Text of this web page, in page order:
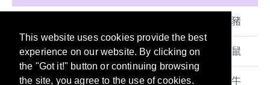
This website uses cookies provide the best
experience on our website. By clicking on
the "Got it!" button or continuing browsing
the site, you agree to the use of cookies.
豬
1936 昭和11年 90 丙子 鼠
1937 昭和12年 89 丁丑 牛